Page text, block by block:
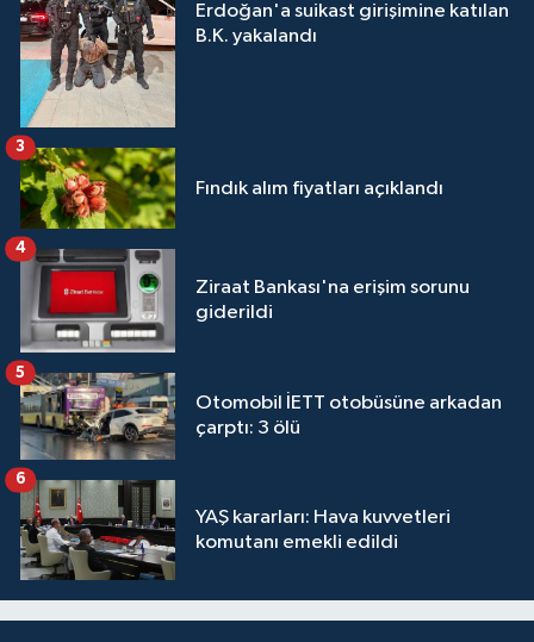
Erdoğan'a suikast girişimine katılan
B.K. yakalandı
Fındık alım fiyatları açıklandı
3
Ziraat Bankası'na erişim sorunu
giderildi
4
Otomobil İETT otobüsüne arkadan
çarptı: 3 ölü
5
YAŞ kararları: Hava kuvvetleri
komutanı emekli edildi
6